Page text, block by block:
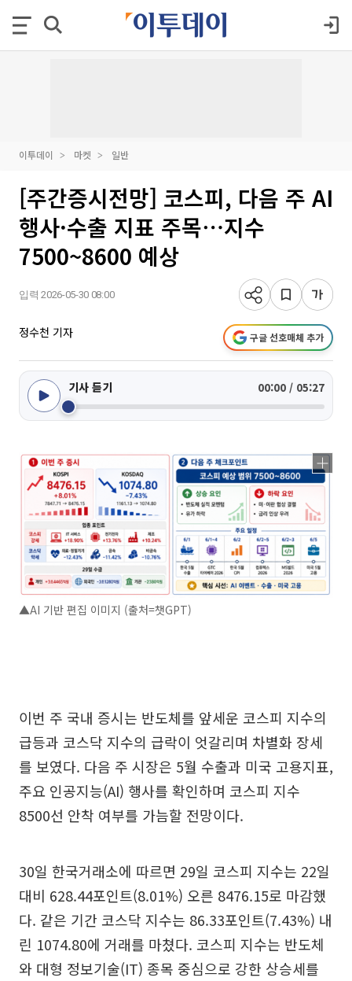
이투데이 마켓 일반
[주간증시전망] 코스피, 다음 주 AI
행사·수출 지표 주목⋯지수
7500~8600 예상
입력 2026-05-30 08:00
정수천 기자 구글 선호매체 추가
기사 듣기 00:00 / 05:27
▲AI 기반 편집 이미지 (출처=챗GPT)
이번 주 국내 증시는 반도체를 앞세운 코스피 지수의
급등과 코스닥 지수의 급락이 엇갈리며 차별화 장세
를 보였다. 다음 주 시장은 5월 수출과 미국 고용지표,
주요 인공지능(AI) 행사를 확인하며 코스피 지수
8500선 안착 여부를 가늠할 전망이다.
30일 한국거래소에 따르면 29일 코스피 지수는 22일
대비 628.44포인트(8.01%) 오른 8476.15로 마감했
다. 같은 기간 코스닥 지수는 86.33포인트(7.43%) 내
린 1074.80에 거래를 마쳤다. 코스피 지수는 반도체
와 대형 정보기술(IT) 종목 중심으로 강한 상승세를